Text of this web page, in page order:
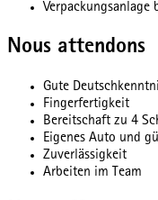
Verpackungsanlage
Nous attendons
Gute
Fingerfertigkeit
Bereitschaft zu 4
Eigenes Auto und
Zuverlässigkeit
Arbeiten im Team